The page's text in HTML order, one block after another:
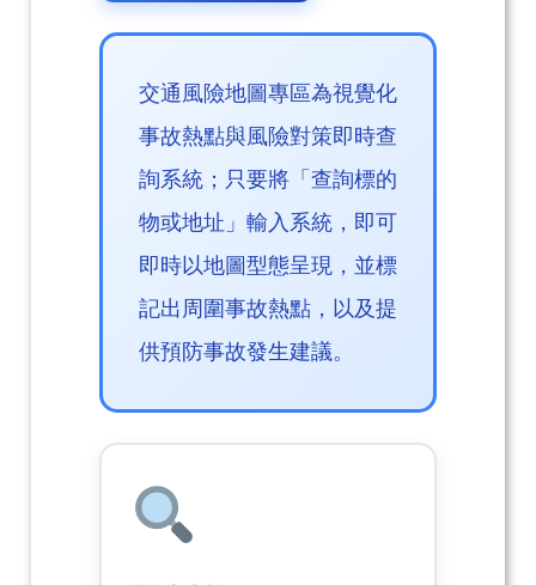
交通風險地圖專區為視覺化
事故熱點與風險對策即時查
詢系統；只要將「查詢標的
物或地址」輸入系統，即可
即時以地圖型態呈現，並標
記出周圍事故熱點，以及提
供預防事故發生建議。